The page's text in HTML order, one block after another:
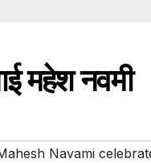
महेश नवमी
Navami